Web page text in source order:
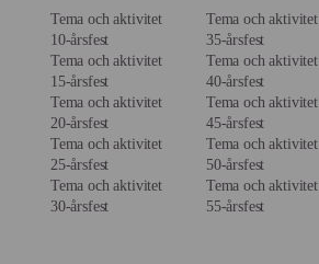
Tema och aktivitet
10-årsfest
Tema och aktivitet
15-årsfest
Tema och aktivitet
20-årsfest
Tema och aktivitet
25-årsfest
Tema och aktivitet
30-årsfest
Tema och aktivitet
35-årsfest
Tema och aktivitet
40-årsfest
Tema och aktivitet
45-årsfest
Tema och aktivitet
50-årsfest
Tema och aktivitet
55-årsfest